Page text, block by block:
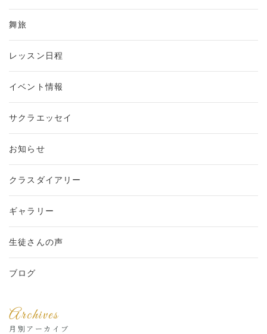
舞旅
レッスン日程
イベント情報
サクラエッセイ
お知らせ
クラスダイアリー
ギャラリー
生徒さんの声
ブログ
Archives
月別アーカイブ